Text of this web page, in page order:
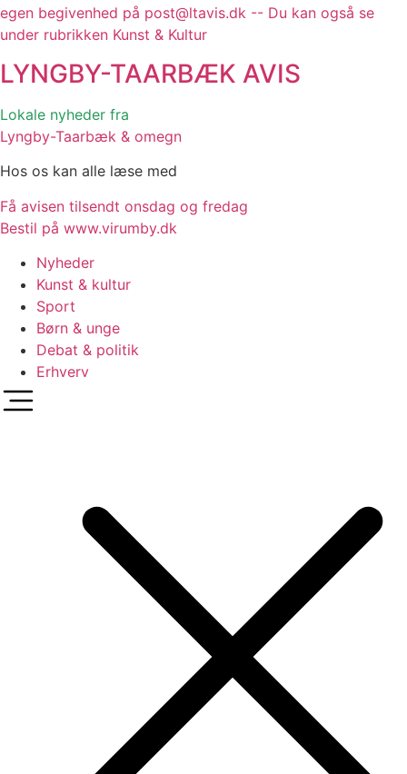
egen begivenhed på post@ltavis.dk -- Du kan også se
under rubrikken Kunst & Kultur
LYNGBY-TAARBÆK AVIS
Lokale nyheder fra
Lyngby-Taarbæk & omegn
Hos os kan alle læse med
Få avisen tilsendt onsdag og fredag
Bestil på www.virumby.dk
Nyheder
Kunst & kultur
Sport
Børn & unge
Debat & politik
Erhverv